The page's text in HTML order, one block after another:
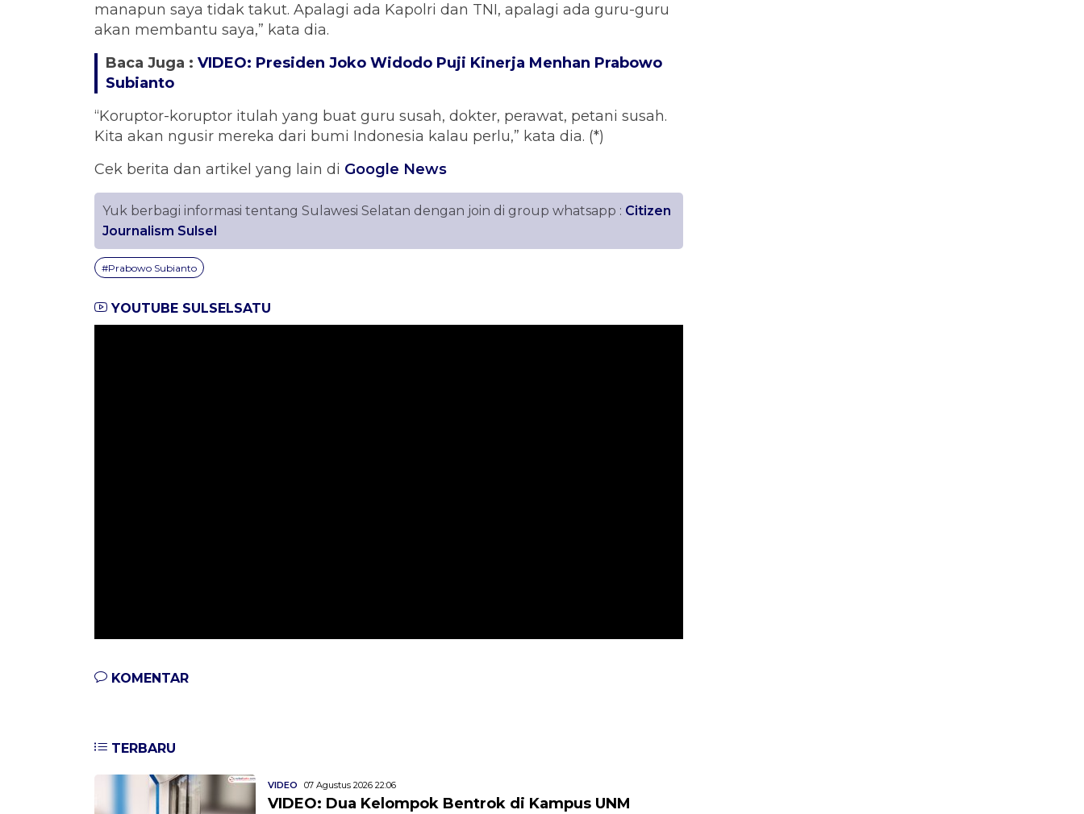
manapun saya tidak takut. Apalagi ada Kapolri dan TNI, apalagi ada guru-guru
akan membantu saya,” kata dia.
Baca Juga : VIDEO: Presiden Joko Widodo Puji Kinerja Menhan Prabowo
Subianto
“Koruptor-koruptor itulah yang buat guru susah, dokter, perawat, petani susah.
Kita akan ngusir mereka dari bumi Indonesia kalau perlu,” kata dia. (*)
Cek berita dan artikel yang lain di Google News
Yuk berbagi informasi tentang Sulawesi Selatan dengan join di group whatsapp : Citizen
Journalism Sulsel
#Prabowo Subianto
YOUTUBE SULSELSATU
KOMENTAR
TERBARU
VIDEO 07 Agustus 2026 22:06
VIDEO: Dua Kelompok Bentrok di Kampus UNM